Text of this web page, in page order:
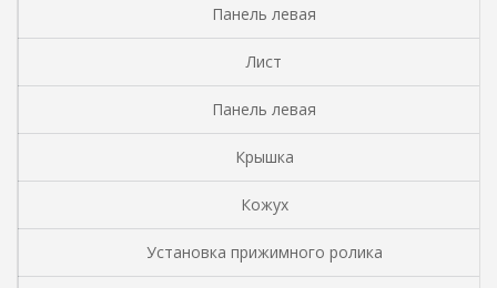
Панель левая
Лист
Панель левая
Крышка
Кожух
Установка прижимного ролика